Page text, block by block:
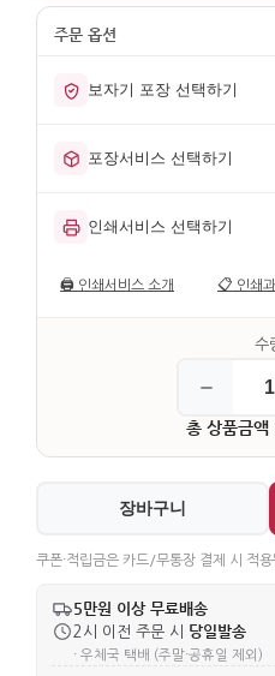
보자기 포장 선택하기
포장서비스 선택하기
인쇄서비스 선택하기
🖨️ 인쇄서비스 소개 📋 인쇄
총 상품금
장바구니
쿠폰·적립금은 카드/무통장 결제 시 적
5만원 이상 무료배송
2시 이전 주문 시 당일발송
· 우체국 택배 (주말·공휴일 제외)